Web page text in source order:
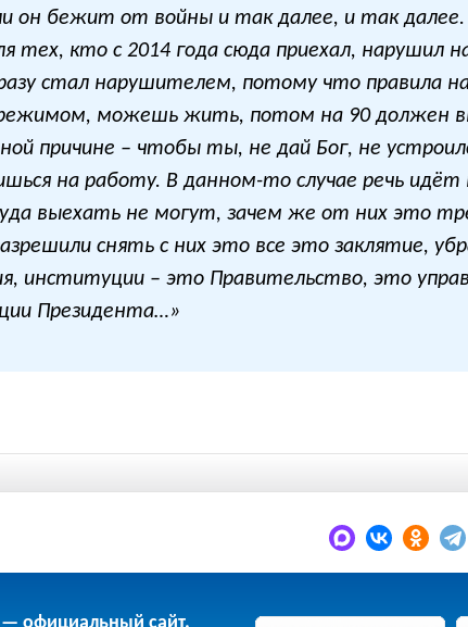
он бежит от войны и так далее, и так
тех, кто с 2014 года сюда приехал, нарушил
стал нарушителем, потому что правила
можешь жить, потом на 90 должен
причине – чтобы ты, не дай Бог, не
на работу. В данном-то случае речь
выехать не могут, зачем же от них это
снять с них это все это заклятие,
институции – это Правительство, это
Президента…»
— официальный сайт.